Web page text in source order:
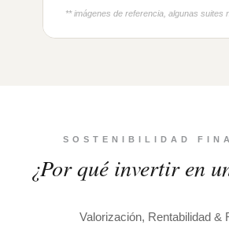
** imágenes de referencia, algunas suites
SOSTENIBILIDAD
¿Por qué invertir en
Valorización, Rentabilidad &